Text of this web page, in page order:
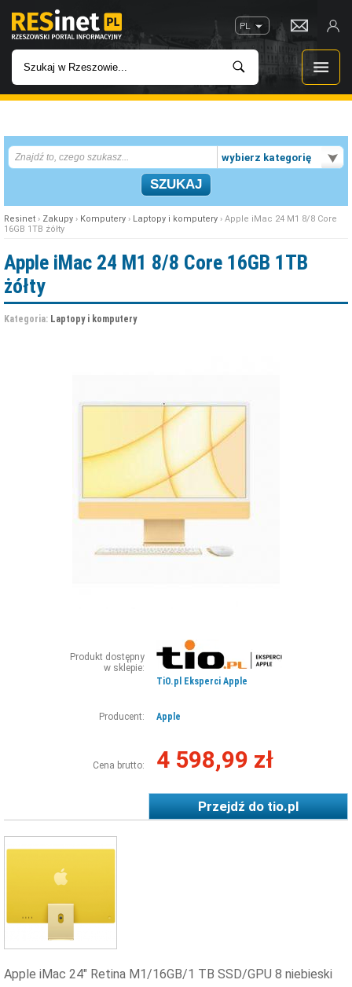
PL
INWESTYCJE
IMPREZY
W KINACH
wybierz kategorię
Resinet › Zakupy › Komputery › Laptopy i komputery › Apple iMac 24 M1 8/8 Core
16GB 1TB żółty
Apple iMac 24 M1 8/8 Core 16GB 1TB
żółty
Kategoria: Laptopy i komputery
Produkt dostępny
w sklepie:
TiO.pl Eksperci Apple
Producent: Apple
Cena brutto: 4 598,99 zł
Przejdź dotio.pl
Apple iMac 24" Retina M1/16GB/1 TB SSD/GPU 8 niebieski